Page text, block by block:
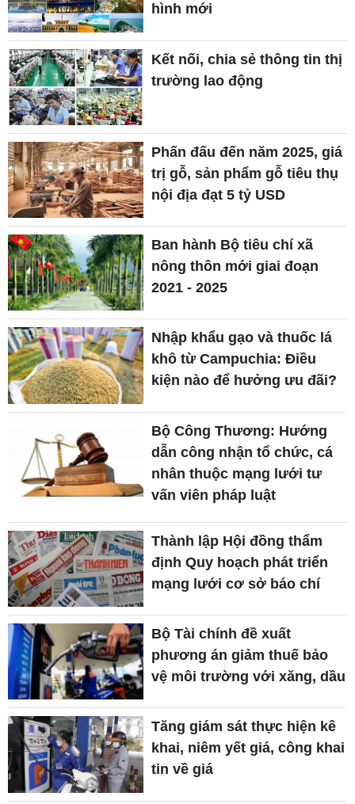
hình mới
Kết nối, chia sẻ thông tin thị
trường lao động
Phấn đấu đến năm 2025, giá
trị gỗ, sản phẩm gỗ tiêu thụ
nội địa đạt 5 tỷ USD
Ban hành Bộ tiêu chí xã
nông thôn mới giai đoạn
2021 - 2025
Nhập khẩu gạo và thuốc lá
khô từ Campuchia: Điều
kiện nào để hưởng ưu đãi?
Bộ Công Thương: Hướng
dẫn công nhận tổ chức, cá
nhân thuộc mạng lưới tư
vấn viên pháp luật
Thành lập Hội đồng thẩm
định Quy hoạch phát triển
mạng lưới cơ sở báo chí
Bộ Tài chính đề xuất
phương án giảm thuế bảo
vệ môi trường với xăng, dầu
Tăng giám sát thực hiện kê
khai, niêm yết giá, công khai
tin về giá